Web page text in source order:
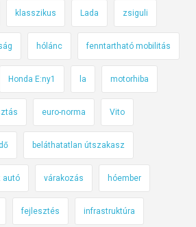
klasszikus Lada zsiguli
hólánc fenntartható mobilitás
Honda E:ny1 la motorhiba
euro-norma Vito
beláthatatlan útszakasz
autó várakozás hóember
fejlesztés infrastruktúra